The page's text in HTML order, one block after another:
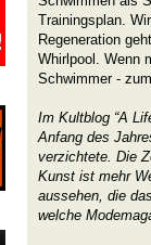
Trainingsplan.
Regeneration
Whirlpool. Wenn
Schwimmer -
Im Kultblog “A
Anfang des
verzichtete. Die
Kunst ist mehr
aussehen, die
welche